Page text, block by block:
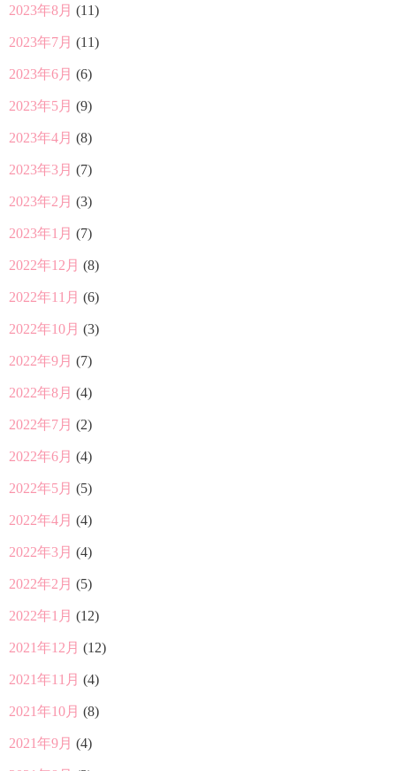
2023年8月 (11)
2023年7月 (11)
2023年6月 (6)
2023年5月 (9)
2023年4月 (8)
2023年3月 (7)
2023年2月 (3)
2023年1月 (7)
2022年12月 (8)
2022年11月 (6)
2022年10月 (3)
2022年9月 (7)
2022年8月 (4)
2022年7月 (2)
2022年6月 (4)
2022年5月 (5)
2022年4月 (4)
2022年3月 (4)
2022年2月 (5)
2022年1月 (12)
2021年12月 (12)
2021年11月 (4)
2021年10月 (8)
2021年9月 (4)